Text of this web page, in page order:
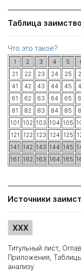
Таблица
Что это такое?
1 2 3 4 5
21
22 23 24 25
41
42 43 44 45
61
62 63 64 65
81
82 83 84 85
101 102 103 104 105
121
122 123 124 125
141 142 143 144 145
161 162 163 164 165
Источники
XXX
Титульный лист,
Приложения,
анализу